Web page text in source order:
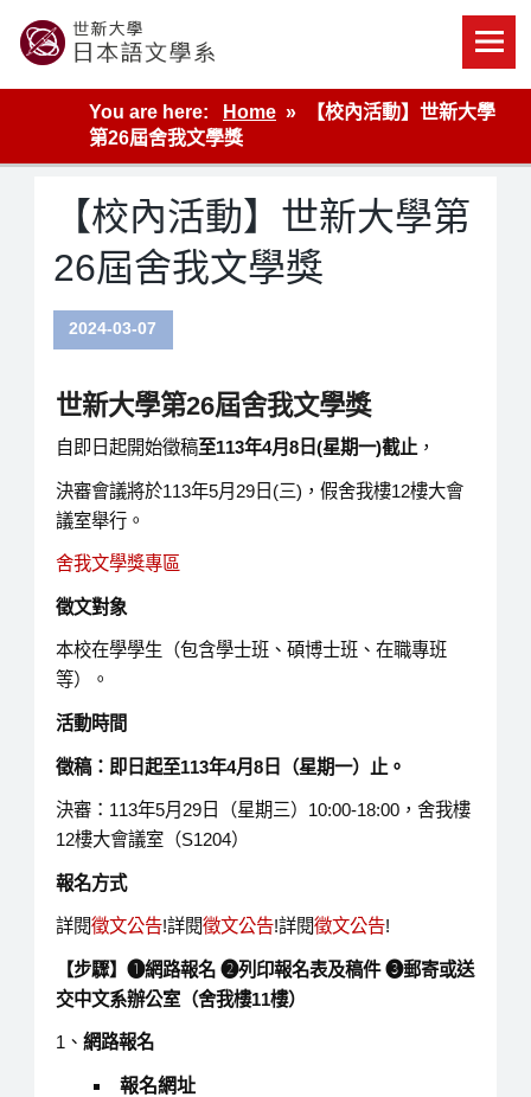
content
世新大學教學單位的網站
You are here:
Home
【校內活動】世新大學
第26屆舍我文學獎
【校內活動】世新大學第
26屆舍我文學獎
2024-03-07
世新大學第26屆舍我文學獎
自即日起開始徵稿至113年4月8日(星期一)截止，
決審會議將於113年5月29日(三)，假舍我樓12樓大會
議室舉行。
舍我文學獎專區
徵文對象
本校在學學生（包含學士班、碩博士班、在職專班
等）。
活動時間
徵稿：即日起至113年4月8日（星期一）止。
決審：113年5月29日（星期三）10:00-18:00，舍我樓
12樓大會議室（S1204）
報名方式
詳閱徵文公告!詳閱徵文公告!詳閱徵文公告!
【步驟】 ➊網路報名 ➋列印報名表及稿件➌郵寄或送
交中文系辦公室（舍我樓11樓）
1、 網路報名
報名網址